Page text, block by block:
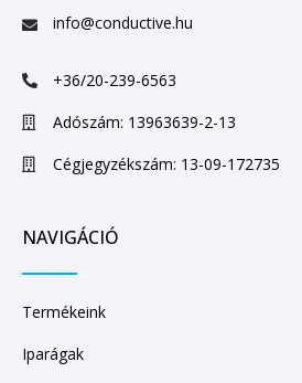
info@conductive.hu
+36/20-239-6563
Adószám: 13963639-2-13
Cégjegyzékszám: 13-09-172735
NAVIGÁCIÓ
Termékeink
Iparágak